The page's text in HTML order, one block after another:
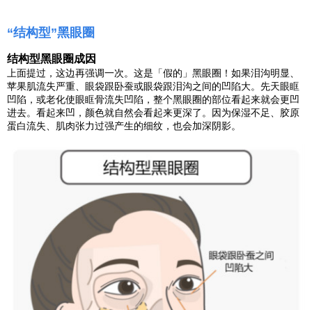
“结构型”黑眼圈
结构型黑眼圈成因
上面提过，这边再强调一次。这是「假的」黑眼圈！如果泪沟明显、
苹果肌流失严重、眼袋跟卧蚕或眼袋跟泪沟之间的凹陷大。先天眼眶
凹陷，或老化使眼眶骨流失凹陷，整个黑眼圈的部位看起来就会更凹
进去。看起来凹，颜色就自然会看起来更深了。因为保湿不足、胶原
蛋白流失、肌肉张力过强产生的细纹，也会加深阴影。